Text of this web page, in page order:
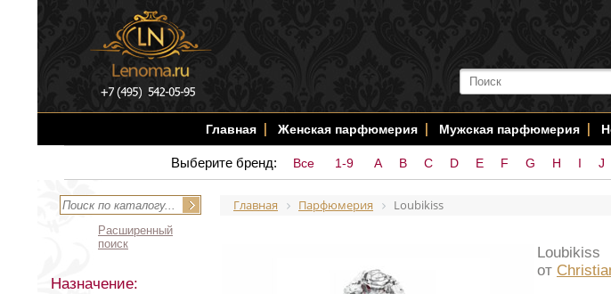
Главная Женская парфюмерия Мужская парфюмерия
Выберите бренд: Все 1-9 A B C D E F G H I J
Расширенный
поиск
Назначение:
Главная Парфюмерия Loubikiss
Loubikiss
от